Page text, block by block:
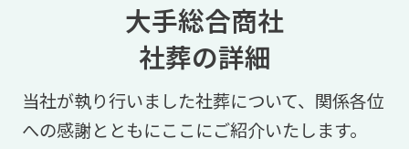
大手総合商社
社葬の詳細
当社が執り行いました社葬について、 関係各位
への感謝とともにここにご紹介いたします。